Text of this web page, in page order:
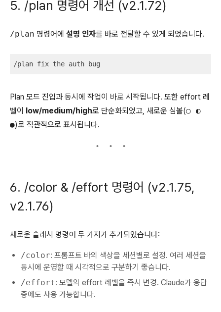
5. /plan 명령어 개선 (v2.1.72)
/plan 명령어에 설명 인자를 바로 전달할 수 있게 되었습니다.
/plan fix the auth bug
Plan 모드 진입과 동시에 작업이 바로 시작됩니다. 또한 effort 레
벨이 low/medium/high로 단순화되었고, 새로운 심볼(○ ◐
●)로 직관적으로 표시됩니다.
6. /color & /effort 명령어 (v2.1.75,
v2.1.76)
새로운 슬래시 명령어 두 가지가 추가되었습니다:
/color: 프롬프트 바의 색상을 세션별로 설정. 여러 세션을
동시에 운영할 때 시각적으로 구분하기 좋습니다.
/effort: 모델의 effort 레벨을 즉시 변경. Claude가 응답
중에도 사용 가능합니다.